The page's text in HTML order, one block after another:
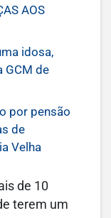
AOS
idosa,
GCM de
por pensão
de
Velha
de 10
terem um